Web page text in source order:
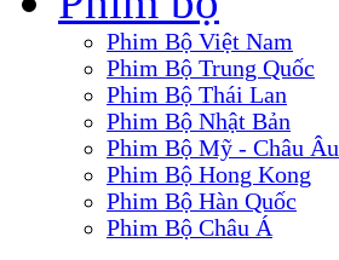
Phim Bộ Việt Nam
Phim Bộ Trung Quốc
Phim Bộ Thái Lan
Phim Bộ Nhật Bản
Phim Bộ Mỹ - Châu Âu
Phim Bộ Hong Kong
Phim Bộ Hàn Quốc
Phim Bộ Châu Á